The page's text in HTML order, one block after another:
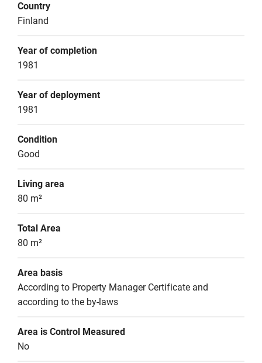
Country
Finland
Year of completion
1981
Year of deployment
1981
Condition
Good
Living area
80 m²
Total Area
80 m²
Area basis
According to Property Manager Certificate and
according to the by-laws
Area is Control Measured
No